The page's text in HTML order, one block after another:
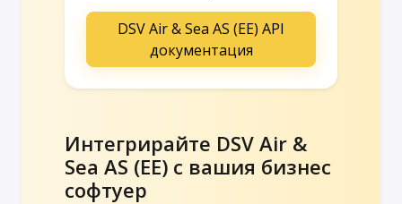
DSV Air & Sea AS (EE) API
документация
Интегрирайте DSV Air &
Sea AS (EE) с вашия бизнес
софтуер